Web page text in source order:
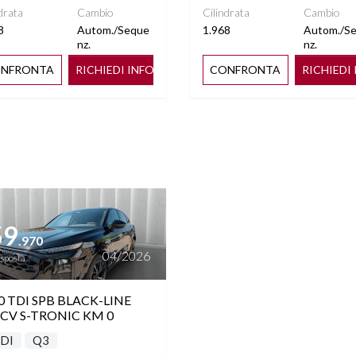
AMBIENTE PRO
ATTENZIONE
RILEVAMENTO SEGNALETICA
PIOGGIA
STEREO CON MONITOR
POSTERIORE
Cambio
Autom./Seque
nz.
RICHIEDI INFO
Cilindrata
1.968
Cambio
Autom./
nz.
CONFRONTA
RICHIEDI
.970
04/2026
TDI SPB BLACK-LINE
S-TRONIC KM 0
Q3